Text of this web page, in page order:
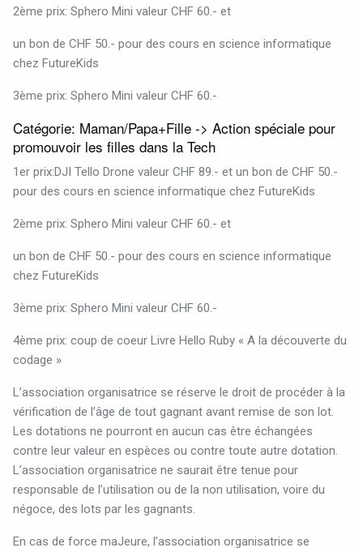
2ème prix: Sphero Mini valeur CHF 60.- et
un bon de CHF 50.- pour des cours en science informatique
chez FutureKids
3ème prix: Sphero Mini valeur CHF 60.-
Catégorie: Maman/Papa+Fille -> Action spéciale pour
promouvoir les filles dans la Tech
1er prix:DJI Tello Drone valeur CHF 89.- et un bon de CHF 50.-
pour des cours en science informatique chez FutureKids
2ème prix: Sphero Mini valeur CHF 60.- et
un bon de CHF 50.- pour des cours en science informatique
chez FutureKids
3ème prix: Sphero Mini valeur CHF 60.-
4ème prix: coup de coeur Livre Hello Ruby « A la découverte du
codage »
L’association organisatrice se réserve le droit de procéder à la
vérification de l’âge de tout gagnant avant remise de son lot.
Les dotations ne pourront en aucun cas être échangées
contre leur valeur en espèces ou contre toute autre dotation.
L’association organisatrice ne saurait être tenue pour
responsable de l’utilisation ou de la non utilisation, voire du
négoce, des lots par les gagnants.
En cas de force maJeure, l’association organisatrice se